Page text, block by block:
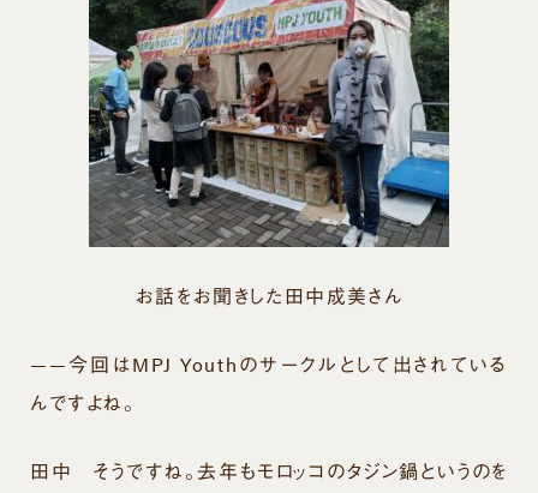
お話をお聞きした田中成美さん
——今回はMPJ Youthのサークルとして出されている
んですよね。
田中
そうですね。去年もモロッコのタジン鍋というのを